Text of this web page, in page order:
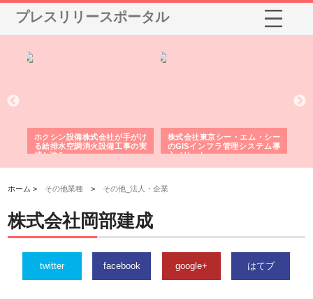
プレスリリースポータル
ホクシン設備株式会社が手がけ
る給排水空調消火設備工事の実
績と強み
株式会社東京シー・エム・シー
のGISインフラ管理システム導
入メリット
ホーム > その他業種 > その他_法人・企業
株式会社岡部建成
twitter facebook google+ はてブ